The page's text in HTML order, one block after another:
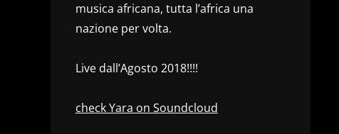
musica africana, tutta l’africa una
nazione per volta.
Live dall’Agosto 2018!!!!
check Yara on Soundcloud